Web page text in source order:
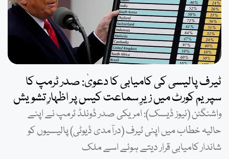
ٹیرف پالیسی کی کامیابی کا دعویٰ: صدر ٹرمپ کا
سپریم کورٹ میں زیرِ سماعت کیس پر اظہارِ تشویش
واشنگٹن (نیوز ڈیسک): امریکی صدر ڈونلڈ ٹرمپ نے اپنے
حالیہ خطاب میں اپنی ٹیرف (درآمدی ڈیوٹی) پالیسیوں کو
شاندار کامیابی قرار دیتے ہوئے اسے ملک